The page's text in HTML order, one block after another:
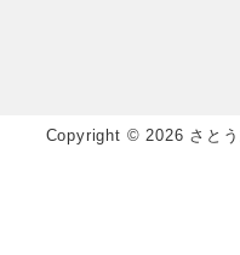
Copyright © 2026 さと